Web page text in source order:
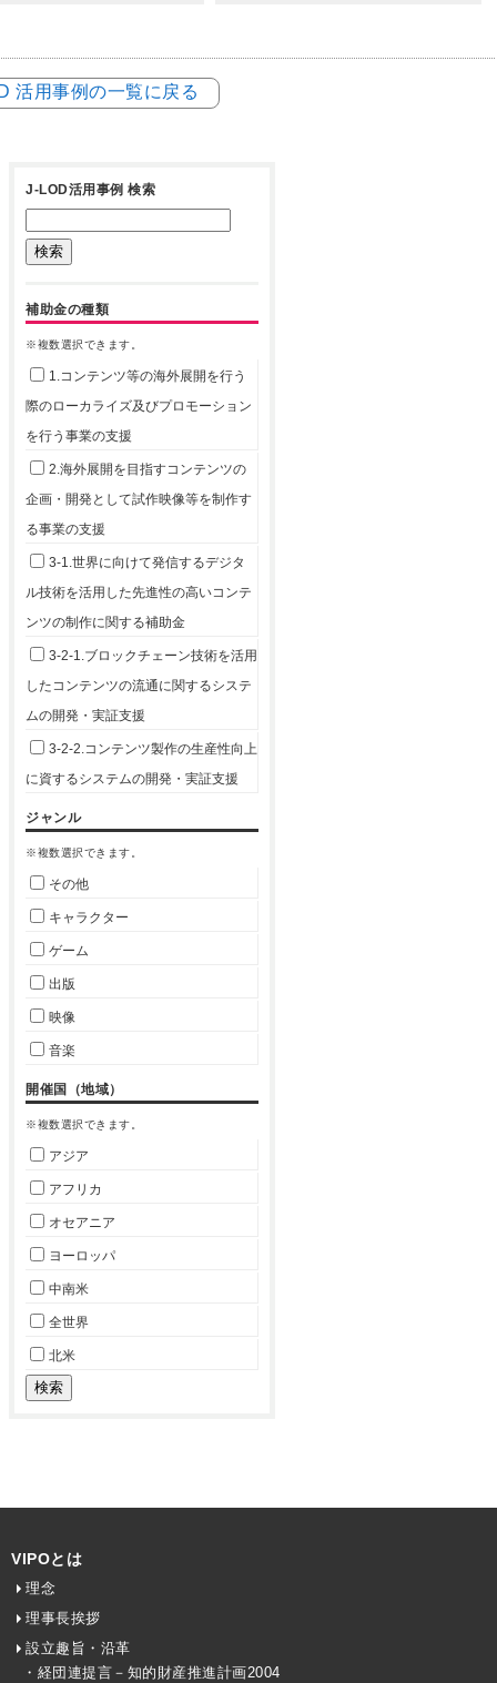
活用事例の一覧に戻る
J-LOD活用事例 検索
補助金の種類
※複数選択できます。
1.コンテンツ等の海外展開を行う
際のローカライズ及びプロモーション
を行う事業の支援
2.海外展開を目指すコンテンツの
企画・開発として試作映像等を制作す
る事業の支援
3-1.世界に向けて発信するデジタ
ル技術を活用した先進性の高いコンテ
ンツの制作に関する補助金
3-2-1.ブロックチェーン技術を活用
したコンテンツの流通に関するシステ
ムの開発・実証支援
3-2-2.コンテンツ製作の生産性向上
に資するシステムの開発・実証支援
ジャンル
※複数選択できます。
その他
キャラクター
ゲーム
出版
映像
音楽
開催国（地域）
※複数選択できます。
アジア
アフリカ
オセアニア
ヨーロッパ
中南米
全世界
北米
VIPOとは
理念
理事長挨拶
設立趣旨・沿革
・経団連提言－知的財産推進計画2004